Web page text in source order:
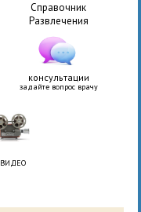
Справочник
Развлечения
консультации
задайте вопрос врачу
ВИДЕО